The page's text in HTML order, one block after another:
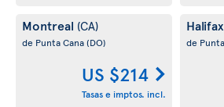
Montreal (CA)
de Punta Cana(DO)
US $214
Tasas e imptos. incl.
Halifax
de